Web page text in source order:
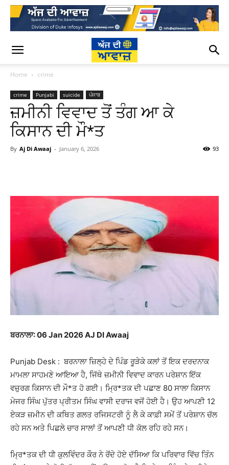
Home crime
crime Punjabi suicide ਪੰਜਾਬ
ਜ਼ਮੀਨੀ ਵਿਵਾਦ ਤੋਂ ਤੰਗ ਆ ਕੇ
ਕਿਸਾਨ ਦੀ ਮੌ*ਤ
By Aj Di Awaaj - January 6, 2026 93
ਬਰਨਾਲਾ: 06 Jan 2026 AJ DI Awaaj
Punjab Desk : ਬਰਨਾਲਾ ਜ਼ਿਲ੍ਹੇ ਦੇ ਪਿੰਡ ਰੂੜੇਕੇ ਕਲਾਂ ਤੋਂ ਇਕ ਦਰਦਨਾਕ
ਮਾਮਲਾ ਸਾਹਮਣੇ ਆਇਆ ਹੈ, ਜਿੱਥੇ ਜ਼ਮੀਨੀ ਵਿਵਾਦ ਕਾਰਨ ਪਰੇਸ਼ਾਨ ਇੱਕ
ਵਜ਼ੁਰਗ ਕਿਸਾਨ ਦੀ ਮੌ*ਤ ਹੋ ਗਈ। ਮ੍ਰਿ*ਤਕ ਦੀ ਪਛਾਣ 80 ਸਾਲਾ ਕਿਸਾਨ
ਮੇਜਰ ਸਿੰਘ ਪੁੱਤਰ ਪ੍ਰੀਤਮ ਸਿੰਘ ਵਾਸੀ ਦਰਾਜ ਵਜੋਂ ਹੋਈ ਹੈ। ਉਹ ਆਪਣੀ 12
ਏਕੜ ਜ਼ਮੀਨ ਦੀ ਕਥਿਤ ਗਲਤ ਰਜਿਸਟਰੀ ਨੂੰ ਲੈ ਕੇ ਕਾਫ਼ੀ ਸਮੇਂ ਤੋਂ ਪਰੇਸ਼ਾਨ ਚੱਲ
ਰਹੇ ਸਨ ਅਤੇ ਪਿਛਲੇ ਚਾਰ ਸਾਲਾਂ ਤੋਂ ਆਪਣੀ ਧੀ ਕੋਲ ਰਹਿ ਰਹੇ ਸਨ।
ਮ੍ਰਿ*ਤਕ ਦੀ ਧੀ ਕੁਲਵਿੰਦਰ ਕੌਰ ਨੇ ਰੋਂਦੇ ਹੋਏ ਦੱਸਿਆ ਕਿ ਪਰਿਵਾਰ ਵਿੱਚ ਤਿੰਨ